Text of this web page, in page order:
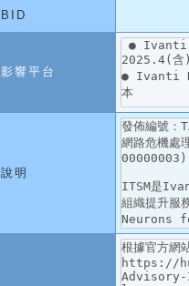
BID
影響平台
說明